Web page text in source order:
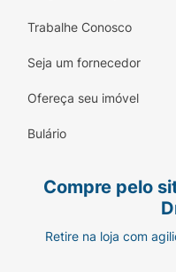
Trabalhe Conosco
Seja um fornecedor
Ofereça seu imóvel
Bulário
Compre pelo
Retire na loja com